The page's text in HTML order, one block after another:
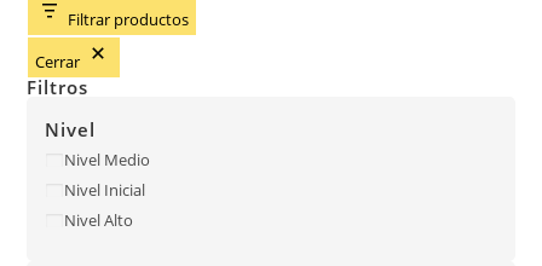
Filtrar productos
Cerrar
Filtros
Nivel
Nivel Medio
Nivel Inicial
Nivel Alto